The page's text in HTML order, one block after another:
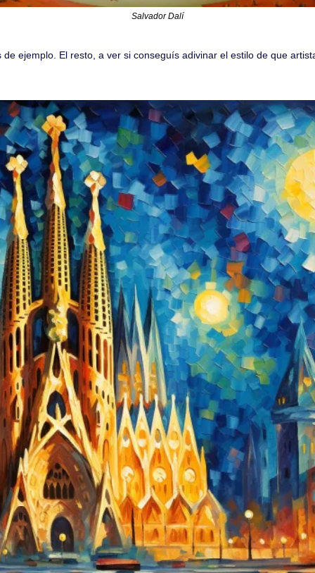
Salvador Dalí
de ejemplo. El resto, a ver si conseguís adivinar el estilo de que